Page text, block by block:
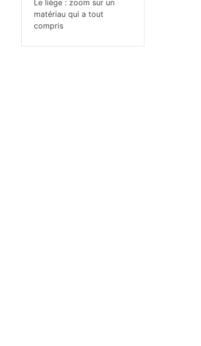
Le liège : zoom sur un
matériau qui a tout
compris